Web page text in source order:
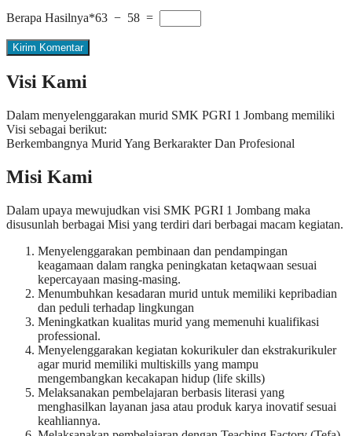
Berapa Hasilnya*63 − 58 =
Visi Kami
Dalam menyelenggarakan murid SMK PGRI 1 Jombang memiliki
Visi sebagai berikut:
Berkembangnya Murid Yang Berkarakter Dan Profesional
Misi Kami
Dalam upaya mewujudkan visi SMK PGRI 1 Jombang maka
disusunlah berbagai Misi yang terdiri dari berbagai macam kegiatan.
Menyelenggarakan pembinaan dan pendampingan
keagamaan dalam rangka peningkatan ketaqwaan sesuai
kepercayaan masing-masing.
Menumbuhkan kesadaran murid untuk memiliki kepribadian
dan peduli terhadap lingkungan
Meningkatkan kualitas murid yang memenuhi kualifikasi
professional.
Menyelenggarakan kegiatan kokurikuler dan ekstrakurikuler
agar murid memiliki multiskills yang mampu
mengembangkan kecakapan hidup (life skills)
Melaksanakan pembelajaran berbasis literasi yang
menghasilkan layanan jasa atau produk karya inovatif sesuai
keahliannya.